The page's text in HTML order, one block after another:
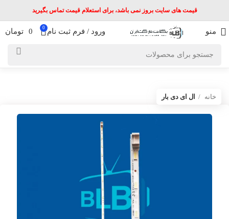
قیمت های سایت بروز نمی باشد، برای استعلام قیمت تماس بگیرید
منو ورود / فرم ثبت نام 0
0 تومان
خانه ال ای دی بار